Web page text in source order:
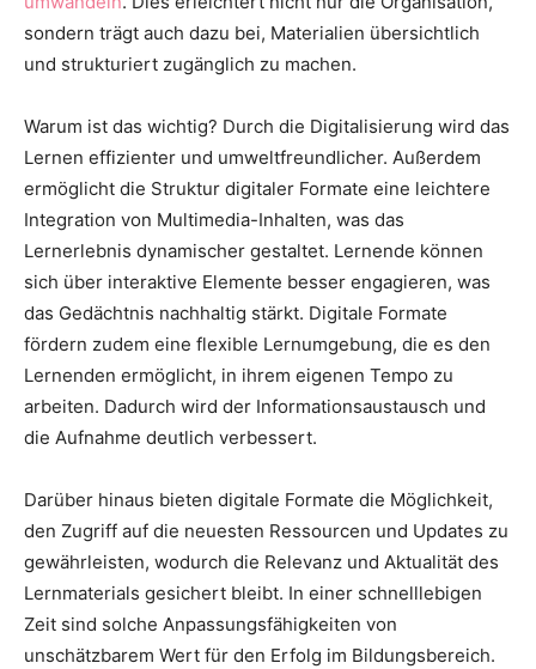
sondern trägt auch dazu bei, Materialien übersichtlich
und strukturiert zugänglich zu machen.
Warum ist das wichtig? Durch die Digitalisierung wird das
Lernen effizienter und umweltfreundlicher. Außerdem
ermöglicht die Struktur digitaler Formate eine leichtere
Integration von Multimedia-Inhalten, was das
Lernerlebnis dynamischer gestaltet. Lernende können
sich über interaktive Elemente besser engagieren, was
das Gedächtnis nachhaltig stärkt. Digitale Formate
fördern zudem eine flexible Lernumgebung, die es den
Lernenden ermöglicht, in ihrem eigenen Tempo zu
arbeiten. Dadurch wird der Informationsaustausch und
die Aufnahme deutlich verbessert.
Darüber hinaus bieten digitale Formate die Möglichkeit,
den Zugriff auf die neuesten Ressourcen und Updates zu
gewährleisten, wodurch die Relevanz und Aktualität des
Lernmaterials gesichert bleibt. In einer schnelllebigen
Zeit sind solche Anpassungsfähigkeiten von
unschätzbarem Wert für den Erfolg im Bildungsbereich.